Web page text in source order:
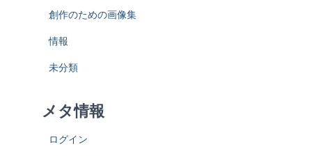
創作のための画像集
情報
未分類
メタ情報
ログイン